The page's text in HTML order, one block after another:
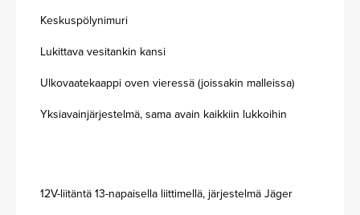
Keskuspölynimuri
Lukittava vesitankin kansi
Ulkovaatekaappi oven vieressä (joissakin malleissa)
Yksiavainjärjestelmä, sama avain kaikkiin lukkoihin
12V-liitäntä 13-napaisella liittimellä, järjestelmä Jäger